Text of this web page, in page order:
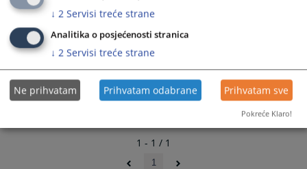
get
the
keyboard
shortcuts
for
changing
dates.
get
keyboard
shortcuts
for
changing
dates.
1 - 1 / 1
1
↓ 2 Servisi treće strane
Analitika o posjećenosti stranica
↓ 2 Servisi treće strane
Ne prihvatam Prihvatam odabrane Prihvatam sve
Pokreće Klaro!